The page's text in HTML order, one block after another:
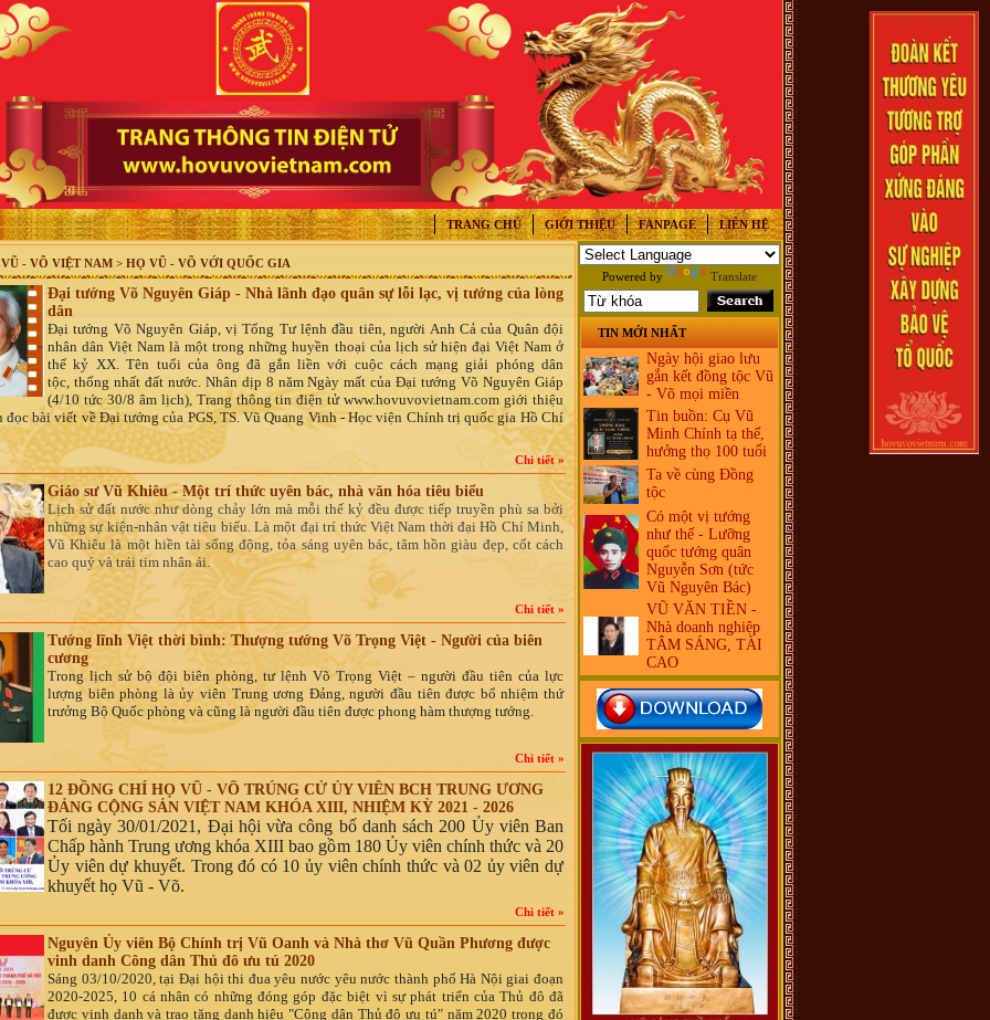
TRANG CHỦ GIỚI THIỆU FANPAGE LIÊN HỆ
- VÕ VIỆT NAM > HỌ VŨ - VÕ VỚI QUỐC GIA
Đại tướng Võ Nguyên Giáp - Nhà lãnh đạo quân sự lỗi lạc, vị tướng của lòng
dân
Đại tướng Võ Nguyên Giáp, vị Tổng Tư lệnh đầu tiên, người Anh Cả của Quân đội
nhân dân Việt Nam là một trong những huyền thoại của lịch sử hiện đại Việt Nam ở
thế kỷ XX. Tên tuổi của ông đã gắn liền với cuộc cách mạng giải phóng dân
tộc, thống nhất đất nước. Nhân dịp 8 năm Ngày mất của Đại tướng Võ Nguyên Giáp
(4/10 tức 30/8 âm lịch), Trang thông tin điện tử www.hovuvovietnam.com giới thiệu
đọc bài viết về Đại tướng của PGS, TS. Vũ Quang Vinh - Học viện Chính trị quốc gia Hồ Chí
Chi tiết »
Giáo sư Vũ Khiêu - Một trí thức uyên bác, nhà văn hóa tiêu biểu
Lịch sử đất nước như dòng chảy lớn mà mỗi thế kỷ đều được tiếp truyền phù sa bởi
những sự kiện-nhân vật tiêu biểu. Là một đại trí thức Việt Nam thời đại Hồ Chí Minh,
Vũ Khiêu là một hiền tài sống động, tỏa sáng uyên bác, tâm hồn giàu đẹp, cốt cách
cao quý và trái tim nhân ái.
Chi tiết »
Tướng lĩnh Việt thời bình: Thượng tướng Võ Trọng Việt - Người của biên
cương
Trong lịch sử bộ đội biên phòng, tư lệnh Võ Trọng Việt – người đầu tiên của lực
lượng biên phòng là ủy viên Trung ương Đảng, người đầu tiên được bổ nhiệm thứ
trưởng Bộ Quốc phòng và cũng là người đầu tiên được phong hàm thượng tướng.
Chi tiết »
12 ĐỒNG CHÍ HỌ VŨ - VÕ TRÚNG CỬ ỦY VIÊN BCH TRUNG ƯƠNG
ĐẢNG CỘNG SẢN VIỆT NAM KHÓA XIII, NHIỆM KỲ 2021 - 2026
Tối ngày 30/01/2021, Đại hội vừa công bố danh sách 200 Ủy viên Ban
Chấp hành Trung ương khóa XIII bao gồm 180 Ủy viên chính thức và 20
Ủy viên dự khuyết. Trong đó có 10 ủy viên chính thức và 02 ủy viên dự
khuyết họ Vũ - Võ.
Chi tiết »
Nguyên Ủy viên Bộ Chính trị Vũ Oanh và Nhà thơ Vũ Quần Phương được
vinh danh Công dân Thủ đô ưu tú 2020
Sáng 03/10/2020, tại Đại hội thi đua yêu nước yêu nước thành phố Hà Nội giai đoạn
2020-2025, 10 cá nhân có những đóng góp đặc biệt vì sự phát triển của Thủ đô đã
được vinh danh và trao tặng danh hiệu "Công dân Thủ đô ưu tú" năm 2020 trong đó
Powered by Translate
TIN MỚI NHẤT
Ngày hội giao lưu
gắn kết đồng tộc Vũ
- Võ mọi miền
Tin buồn: Cụ Vũ
Minh Chính tạ thế,
hưởng thọ 100 tuổi
Ta về cùng Đồng
tộc
Có một vị tướng
như thế - Lưỡng
quốc tướng quân
Nguyễn Sơn (tức
Vũ Nguyên Bác)
VŨ VĂN TIỀN -
Nhà doanh nghiệp
TÂM SÁNG, TÀI
CAO